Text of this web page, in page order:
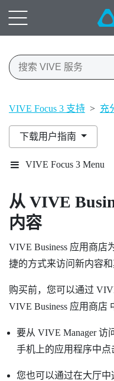
VIVE Focus 3 支持 > 充
下载用户指南
VIVE Focus 3 Menu
从 VIVE
内容
VIVE Business 应用商店
捷的方式来访问新内容和
购买前，您可以通过
VIVE Business 应用商店
要从 VIVE Manager访
手机上的应用程序中点
您也可以通过在大厅中